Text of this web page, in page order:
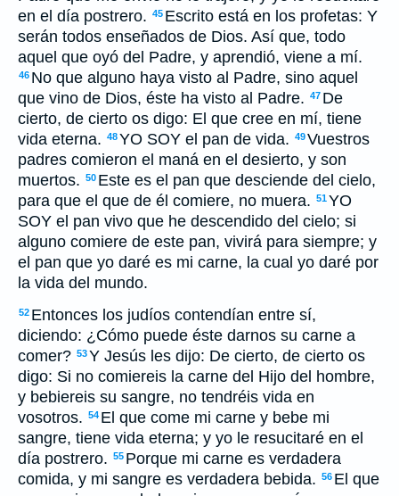
en el día postrero. 45 Escrito está en los profetas: Y
serán todos enseñados de Dios. Así que, todo
aquel que oyó del Padre, y aprendió, viene a mí.
46 No que alguno haya visto al Padre, sino aquel
que vino de Dios, éste ha visto al Padre. 47 De
cierto, de cierto os digo: El que cree en mí, tiene
vida eterna. 48YO SOY el pan de vida. 49Vuestros
padres comieron el maná en el desierto, y son
muertos. 50 Este es el pan que desciende del cielo,
para que el que de él comiere, no muera. 51YO
SOY el pan vivo que he descendido del cielo; si
alguno comiere de este pan, vivirá para siempre; y
el pan que yo daré es mi carne, la cual yo daré por
la vida del mundo.
52 Entonces los judíos contendían entre sí,
diciendo: ¿Cómo puede éste darnos su carne a
comer? 53Y Jesús les dijo: De cierto, de cierto os
digo: Si no comiereis la carne del Hijo del hombre,
y bebiereis su sangre, no tendréis vida en
vosotros. 54 El que come mi carne y bebe mi
sangre, tiene vida eterna; y yo le resucitaré en el
día postrero. 55 Porque mi carne es verdadera
comida, y mi sangre es verdadera bebida. 56 El que